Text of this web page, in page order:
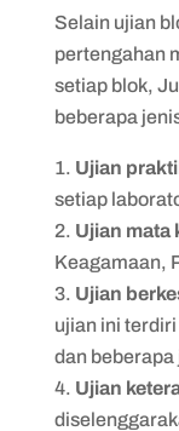
Selain ujian
pertengahan
setiap blok,
beberapa
Ujian
setiap
Ujian mata
Keagamaan,
Ujian
ujian ini
dan
Ujian